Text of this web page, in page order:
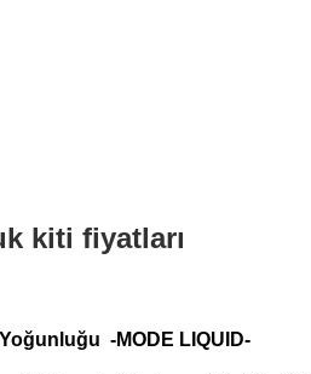
Yoğunluğu -MODE LIQUID-